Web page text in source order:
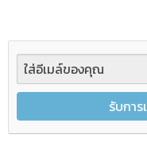
รับกา